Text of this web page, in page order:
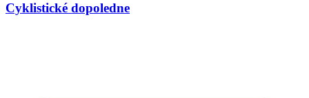
Cyklistické dopoledne